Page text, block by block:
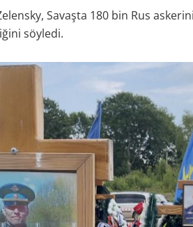
Savaşta 180 bin Rus
söyledi.